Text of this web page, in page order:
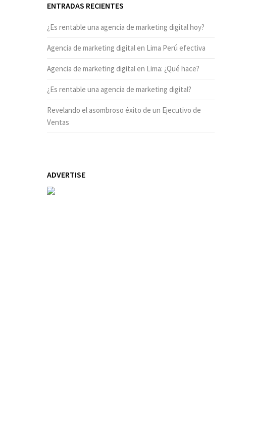
ENTRADAS RECIENTES
¿Es rentable una agencia de marketing digital hoy?
Agencia de marketing digital en Lima Perú efectiva
Agencia de marketing digital en Lima: ¿Qué hace?
¿Es rentable una agencia de marketing digital?
Revelando el asombroso éxito de un Ejecutivo de
Ventas
ADVERTISE